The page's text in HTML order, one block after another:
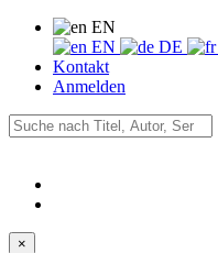
EN
EN
DE
Kontakt
Anmelden
×